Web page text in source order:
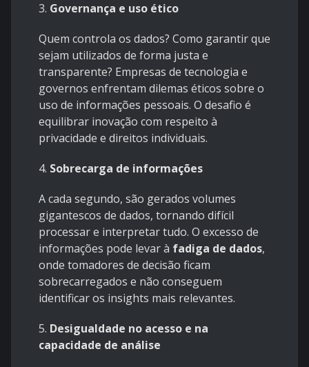
3. Governança e uso ético
Quem controla os dados? Como garantir que
sejam utilizados de forma justa e
transparente? Empresas de tecnologia e
governos enfrentam dilemas éticos sobre o
uso de informações pessoais. O desafio é
equilibrar inovação com respeito à
privacidade e direitos individuais.
4. Sobrecarga de informações
A cada segundo, são gerados volumes
gigantescos de dados, tornando difícil
processar e interpretar tudo. O excesso de
informações pode levar à fadiga de dados,
onde tomadores de decisão ficam
sobrecarregados e não conseguem
identificar os insights mais relevantes.
5. Desigualdade no acesso e na
capacidade de análise